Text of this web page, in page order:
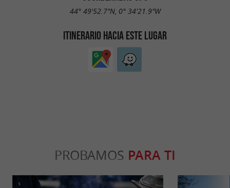
44° 49'52.7"N, 0° 34'21.9"W
ITINERARIO HACIA ESTE LUGAR
PROBAMOS PARA TI